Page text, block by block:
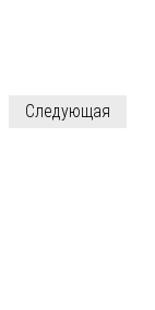
Следующая